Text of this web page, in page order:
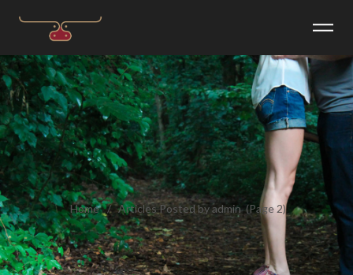
Home Articles Posted by admin(Page 2)